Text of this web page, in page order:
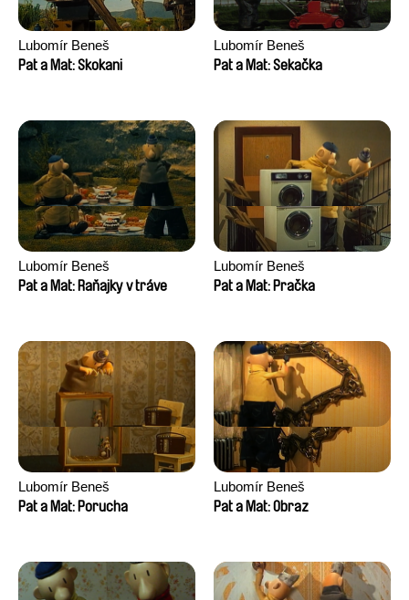
Lubomír Beneš
Pat a Mat: Skokani
Lubomír Beneš
Pat a Mat: Sekačka
Lubomír Beneš
Pat a Mat: Raňajky v tráve
Lubomír Beneš
Pat a Mat: Pračka
Lubomír Beneš
Pat a Mat: Porucha
Lubomír Beneš
Pat a Mat: Obraz